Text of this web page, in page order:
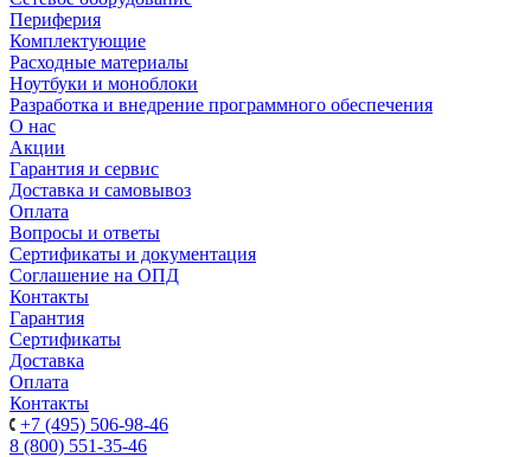
Периферия
Комплектующие
Расходные материалы
Ноутбуки и моноблоки
Разработка и внедрение программного обеспечения
О нас
Акции
Гарантия и сервис
Доставка и самовывоз
Оплата
Вопросы и ответы
Сертификаты и документация
Соглашение на ОПД
Контакты
Гарантия
Сертификаты
Доставка
Оплата
Контакты
+7 (495) 506-98-46
8 (800) 551-35-46